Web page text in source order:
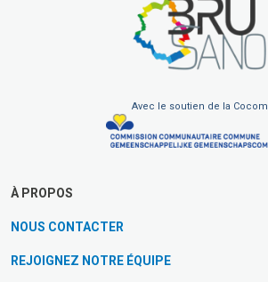
Avec le soutien de la Cocom
À PROPOS
NOUS CONTACTER
REJOIGNEZ NOTRE ÉQUIPE